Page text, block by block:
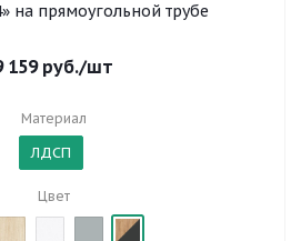
на прямоугольной трубе
159руб./шт
Материал
ЛДСП
Цвет